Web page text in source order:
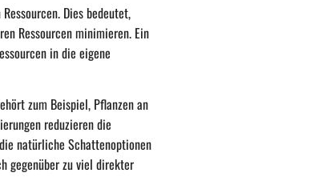
Dies bedeutet,
Ressourcen minimieren. Ein
in die eigene
zum Beispiel, Pflanzen an
reduzieren die
natürliche Schattenoptionen
gegenüber zu viel direkter